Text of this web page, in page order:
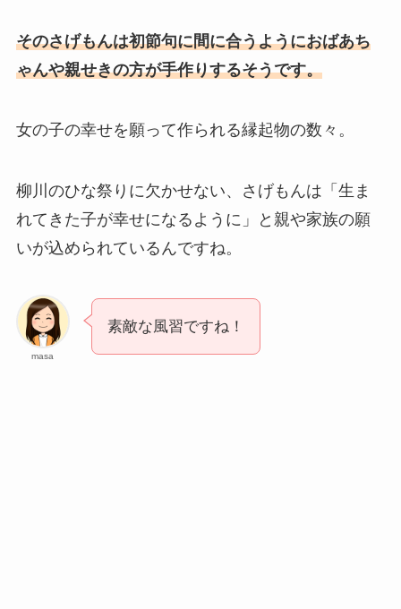
そのさげもんは初節句に間に合うようにおばあち
ゃんや親せきの方が手作りするそうです。
女の子の幸せを願って作られる縁起物の数々。
柳川のひな祭りに欠かせない、さげもんは「生ま
れてきた子が幸せになるように」と親や家族の願
いが込められているんですね。
masa
素敵な風習ですね！